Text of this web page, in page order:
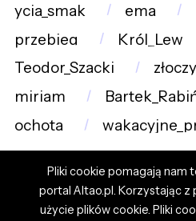
ycia_smak
ema
przebieg
Król_Lew
Teodor_Szacki
miriam
ochota
Pliki cookie pomagają nam
portal Altao.pl. Korzystając z
użycie plików cookie. Pliki